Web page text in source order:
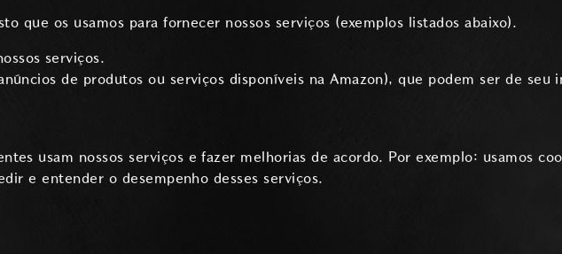
que os usamos para fornecer nossos serviços (exemplos listados abaixo).
serviços.
de produtos ou serviços disponíveis na Amazon), que podem ser de seu
usam nossos serviços e fazer melhorias de acordo. Por exemplo: usamos
e entender o desempenho desses serviços.